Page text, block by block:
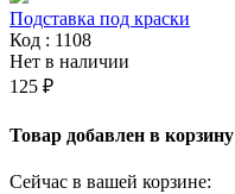
Подставка под краски
Код : 1108
Нет в наличии
125 ₽
Товар добавлен в корзину
Сейчас в вашей корзине: